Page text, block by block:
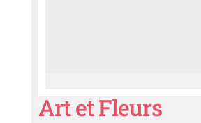
Art et Fleurs